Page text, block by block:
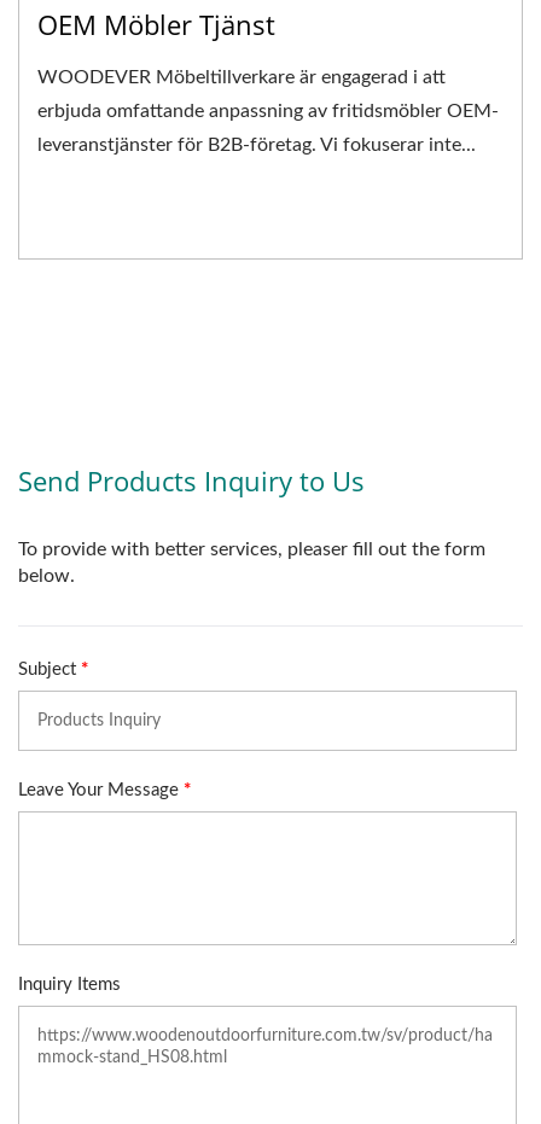
OEM Möbler Tjänst
WOODEVER Möbeltillverkare är engagerad i att
erbjuda omfattande anpassning av fritidsmöbler OEM-
leveranstjänster för B2B-företag. Vi fokuserar inte...